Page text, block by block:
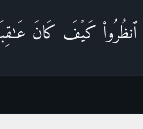
كَیۡفَ كَانَ